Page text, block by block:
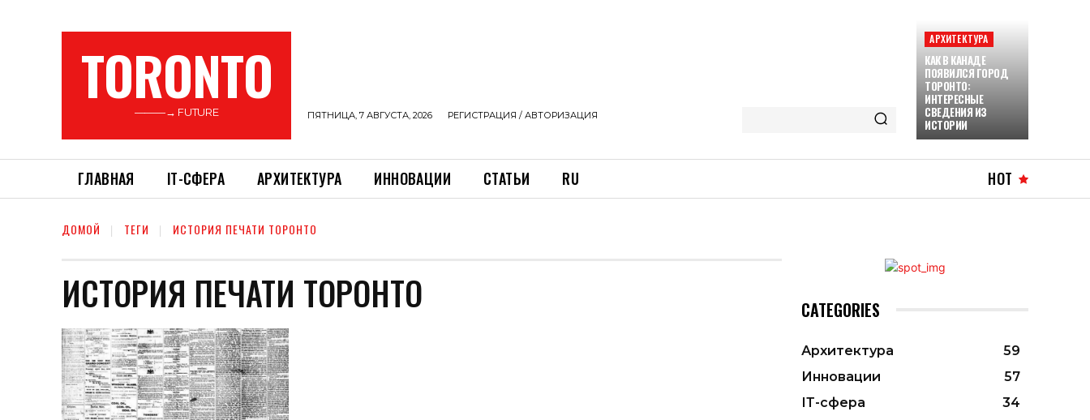
TORONTO
———→ FUTURE ПЯТНИЦА, 7 АВГУСТА, 2026 РЕГИСТРАЦИЯ / АВТОРИЗАЦИЯ
АРХИТЕКТУРА
КАК В КАНАДЕ
ПОЯВИЛСЯ ГОРОД
ТОРОНТО:
ИНТЕРЕСНЫЕ
СВЕДЕНИЯ ИЗ
ИСТОРИИ
ГЛАВНАЯ ІТ-СФЕРА АРХИТЕКТУРА ИННОВАЦИИ СТАТЬИ RU HOT
ДОМОЙ ТЕГИ ИСТОРИЯ ПЕЧАТИ ТОРОНТО
ИСТОРИЯ ПЕЧАТИ ТОРОНТО CATEGORIES
Архитектура
59
Инновации
57
ІТ-сфера
34